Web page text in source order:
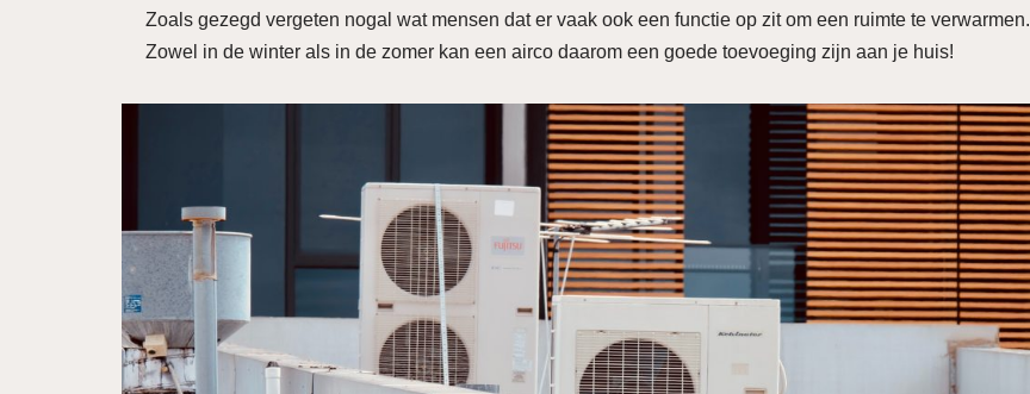
Zoals gezegd vergeten nogal wat mensen dat er vaak ook een functie op zit om een ruimte te verwarmen.
Zowel in de winter als in de zomer kan een airco daarom een goede toevoeging zijn aan je huis!